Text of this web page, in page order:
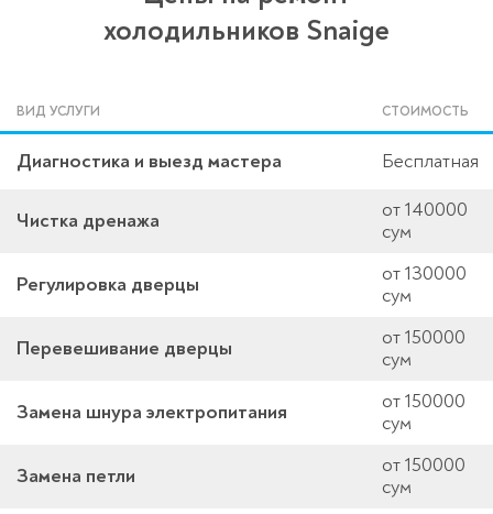
холодильников Snaige
ВИД УСЛУГИ СТОИМОСТЬ
Диагностика и выезд мастера Бесплатная
Чистка дренажа
от 140000
сум
Регулировка дверцы
от 130000
сум
Перевешивание дверцы
от 150000
сум
Замена шнура электропитания
от 150000
сум
Замена петли
от 150000
сум